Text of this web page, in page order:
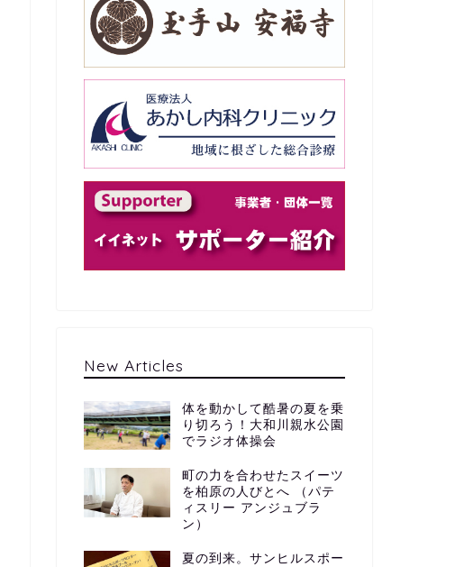
New Articles
体を動かして酷暑の夏を乗
り切ろう！大和川親水公園
でラジオ体操会
町の力を合わせたスイーツ
を柏原の人びとへ （パテ
ィスリー アンジュブラ
ン）
夏の到来。サンヒルスポー